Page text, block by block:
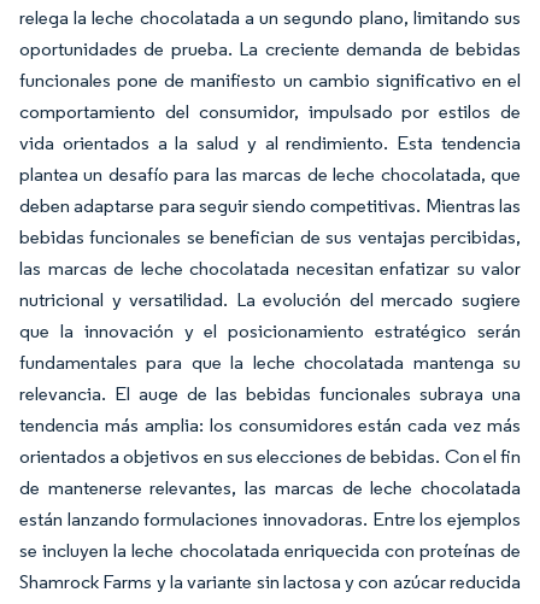
relega la leche chocolatada a un segundo plano, limitando sus
oportunidades de prueba. La creciente demanda de bebidas
funcionales pone de manifiesto un cambio significativo en el
comportamiento del consumidor, impulsado por estilos de
vida orientados a la salud y al rendimiento. Esta tendencia
plantea un desafío para las marcas de leche chocolatada, que
deben adaptarse para seguir siendo competitivas. Mientras las
bebidas funcionales se benefician de sus ventajas percibidas,
las marcas de leche chocolatada necesitan enfatizar su valor
nutricional y versatilidad. La evolución del mercado sugiere
que la innovación y el posicionamiento estratégico serán
fundamentales para que la leche chocolatada mantenga su
relevancia. El auge de las bebidas funcionales subraya una
tendencia más amplia: los consumidores están cada vez más
orientados a objetivos en sus elecciones de bebidas. Con el fin
de mantenerse relevantes, las marcas de leche chocolatada
están lanzando formulaciones innovadoras. Entre los ejemplos
se incluyen la leche chocolatada enriquecida con proteínas de
Shamrock Farms y la variante sin lactosa y con azúcar reducida